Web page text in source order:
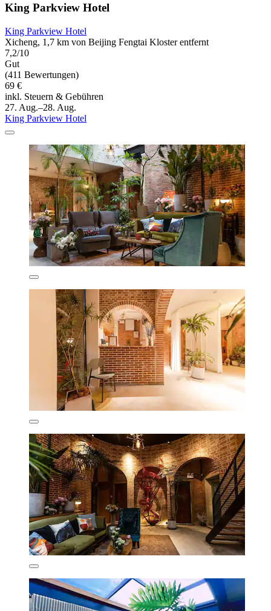
King Parkview Hotel
King Parkview Hotel
Xicheng, 1,7 km von Beijing Fengtai Kloster entfernt
7,2/10
Gut
(411 Bewertungen)
69 €
inkl. Steuern & Gebühren
27. Aug.–28. Aug.
King Parkview Hotel